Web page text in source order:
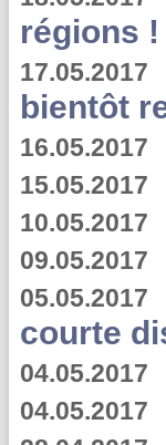
régions !
17.05.2017
bientôt
16.05.2017
15.05.2017
10.05.2017
09.05.2017
05.05.2017
courte
04.05.2017
04.05.2017